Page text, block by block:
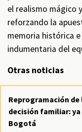
el realismo mágico
reforzando la
memoria histórica
indumentaria del
Otras noticias
Reprogramación de
decisión familiar: ya
Bogotá